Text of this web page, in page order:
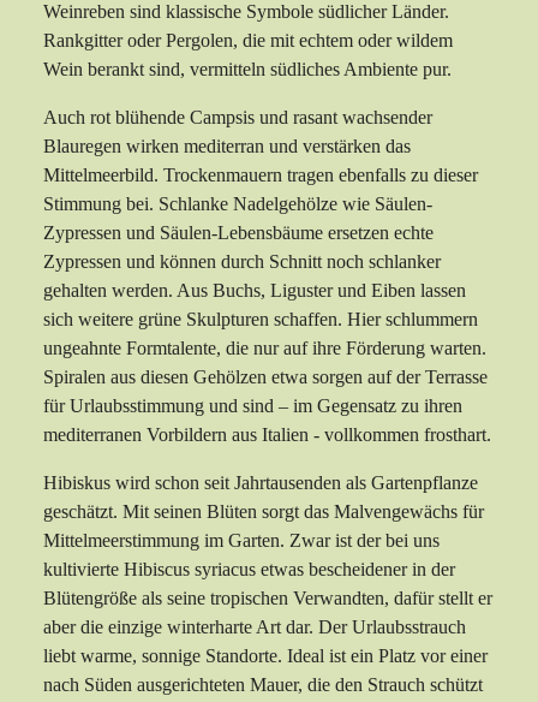
Weinreben sind klassische Symbole südlicher Länder.
Rankgitter oder Pergolen, die mit echtem oder wildem
Wein berankt sind, vermitteln südliches Ambiente pur.
Auch rot blühende Campsis und rasant wachsender
Blauregen wirken mediterran und verstärken das
Mittelmeerbild. Trockenmauern tragen ebenfalls zu dieser
Stimmung bei. Schlanke Nadelgehölze wie Säulen-
Zypressen und Säulen-Lebensbäume ersetzen echte
Zypressen und können durch Schnitt noch schlanker
gehalten werden. Aus Buchs, Liguster und Eiben lassen
sich weitere grüne Skulpturen schaffen. Hier schlummern
ungeahnte Formtalente, die nur auf ihre Förderung warten.
Spiralen aus diesen Gehölzen etwa sorgen auf der Terrasse
für Urlaubsstimmung und sind – im Gegensatz zu ihren
mediterranen Vorbildern aus Italien - vollkommen frosthart.
Hibiskus wird schon seit Jahrtausenden als Gartenpflanze
geschätzt. Mit seinen Blüten sorgt das Malvengewächs für
Mittelmeerstimmung im Garten. Zwar ist der bei uns
kultivierte Hibiscus syriacus etwas bescheidener in der
Blütengröße als seine tropischen Verwandten, dafür stellt er
aber die einzige winterharte Art dar. Der Urlaubsstrauch
liebt warme, sonnige Standorte. Ideal ist ein Platz vor einer
nach Süden ausgerichteten Mauer, die den Strauch schützt